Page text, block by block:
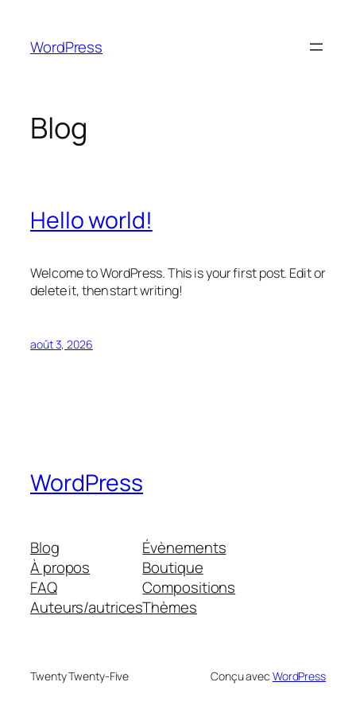
contenu
WordPress
Blog
Hello world!
Welcome to WordPress. This is your first post. Edit or
delete it, then start writing!
août 3, 2026
WordPress
Blog
À propos
FAQ
Auteurs/autrices
Évènements
Boutique
Compositions
Thèmes
Twenty Twenty-Five Conçu avec WordPress